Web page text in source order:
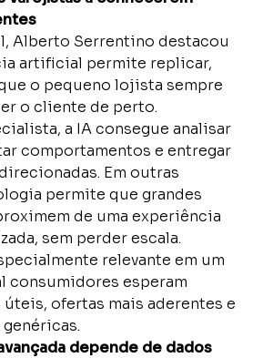
Alberto Serrentino destacou
artificial permite replicar,
o pequeno lojista sempre
o cliente de perto.
a IA consegue analisar
comportamentos e entregar
Em outras
permite que grandes
de uma experiência
sem perder escala.
relevante em um
consumidores esperam
ofertas mais aderentes e
depende de dados